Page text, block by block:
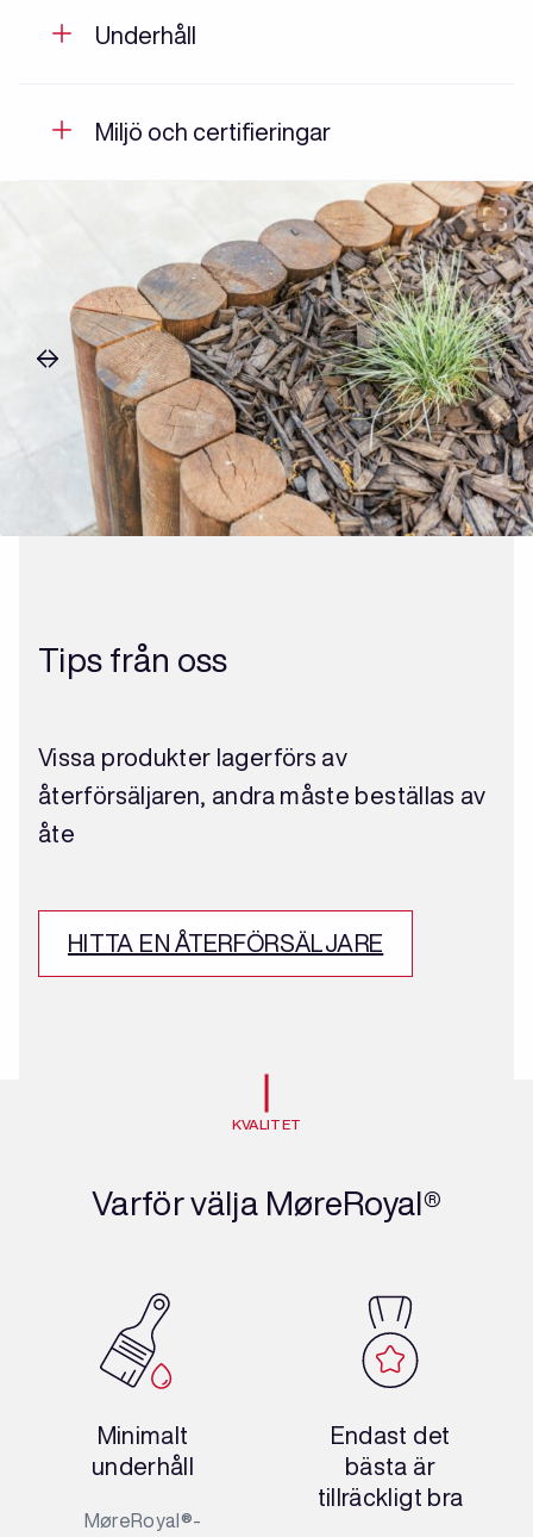
Underhåll
Miljö och certifieringar
Tips från oss
Vissa produkter lagerförs av
återförsäljaren, andra måste beställas av
åte
HITTA EN ÅTERFÖRSÄLJARE
KVALITET
Varför välja MøreRoyal®
Minimalt
underhåll
MøreRoyal®-
Endast det
bästa är
tillräckligt bra